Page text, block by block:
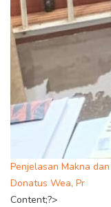
Penjelasan Makna
Donatus Wea, Pr
Content;?>